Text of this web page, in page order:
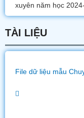
xuyên năm học
TÀI LIỆU
File dữ liệu mẫu